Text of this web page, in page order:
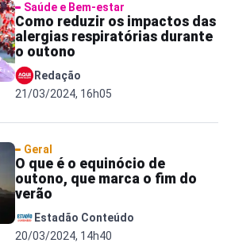
Saúde e Bem-estar
Como reduzir os impactos das
alergias respiratórias durante
o outono
Redação
21/03/2024, 16h05
Geral
O que é o equinócio de
outono, que marca o fim do
verão
Estadão Conteúdo
20/03/2024, 14h40